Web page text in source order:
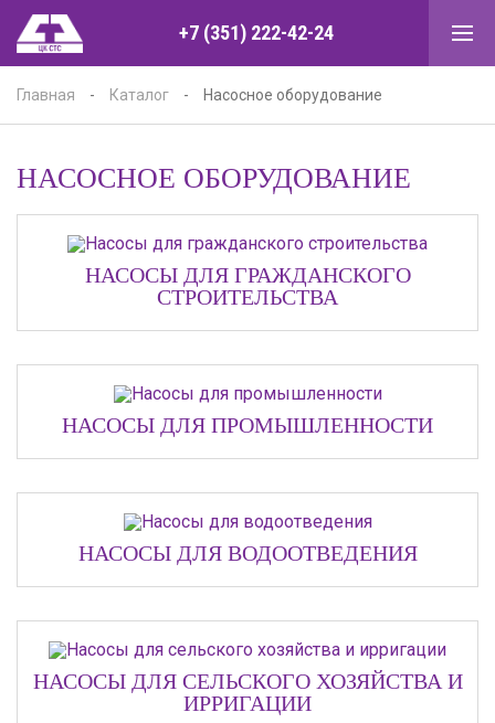
+7 (351) 222-42-24
Главная - Каталог - Насосное оборудование
НАСОСНОЕ ОБОРУДОВАНИЕ
НАСОСЫ ДЛЯ ГРАЖДАНСКОГО
СТРОИТЕЛЬСТВА
НАСОСЫ ДЛЯ ПРОМЫШЛЕННОСТИ
НАСОСЫ ДЛЯ ВОДООТВЕДЕНИЯ
НАСОСЫ ДЛЯ СЕЛЬСКОГО ХОЗЯЙСТВА И
ИРРИГАЦИИ